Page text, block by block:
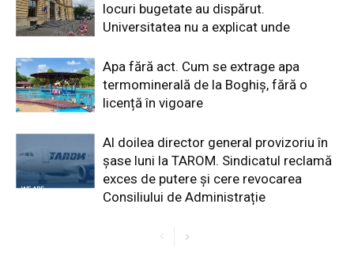
locuri bugetate au dispărut.
Universitatea nu a explicat unde
Apa fără act. Cum se extrage apa
termominerală de la Boghiș, fără o
licență în vigoare
Al doilea director general provizoriu în
șase luni la TAROM. Sindicatul reclamă
exces de putere și cere revocarea
Consiliului de Administrație